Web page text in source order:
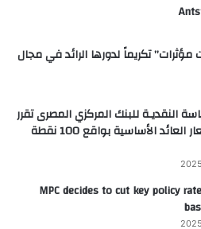
مؤثرات” تكريماً لدورها الرائد في مجال
النقديـة للبنك المركزي المصرى تقرر
خفض أسعار العائد الأساسية بواقع 100 نقطة
MPC decides to cut key policy